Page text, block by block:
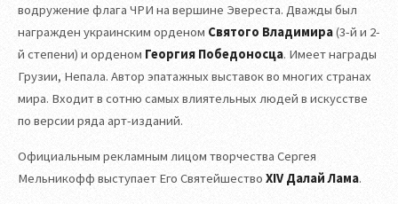
водружение флага ЧРИ на вершине Эвереста. Дважды был
награжден украинским орденом Святого Владимира(3-й и 2-
й степени) и орденом Георгия Победоносца. Имеет награды
Грузии, Непала. Автор эпатажных выставок во многих странах
мира. Входит в сотню самых влиятельных людей в искусстве
по версии ряда арт-изданий.
Официальным рекламным лицом творчества Сергея
Мельникофф выступает Его Святейшество XIV Далай Лама.